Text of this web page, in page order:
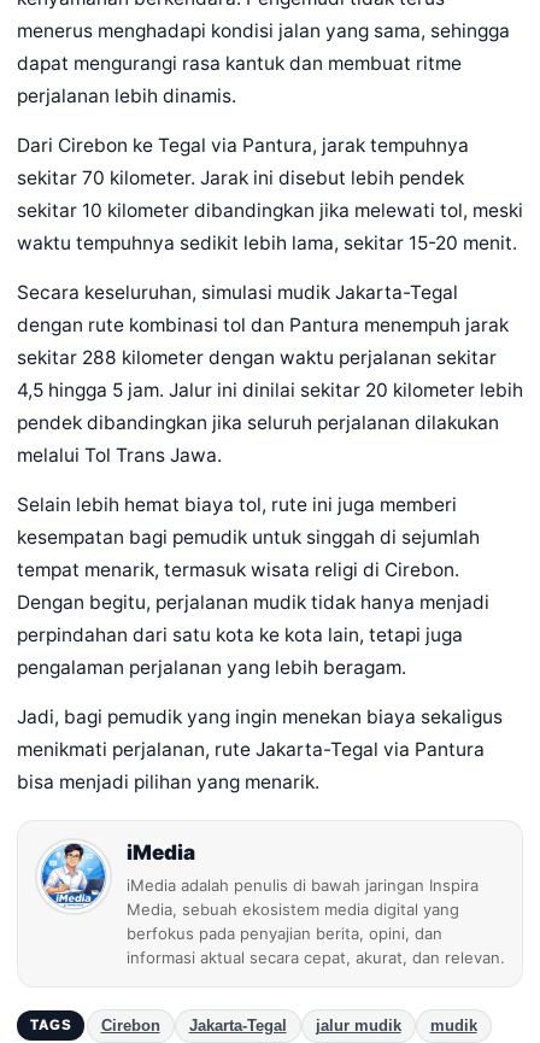
menerus menghadapi kondisi jalan yang sama, sehingga
dapat mengurangi rasa kantuk dan membuat ritme
perjalanan lebih dinamis.
Dari Cirebon ke Tegal via Pantura, jarak tempuhnya
sekitar 70 kilometer. Jarak ini disebut lebih pendek
sekitar 10 kilometer dibandingkan jika melewati tol, meski
waktu tempuhnya sedikit lebih lama, sekitar 15-20 menit.
Secara keseluruhan, simulasi mudik Jakarta-Tegal
dengan rute kombinasi tol dan Pantura menempuh jarak
sekitar 288 kilometer dengan waktu perjalanan sekitar
4,5 hingga 5 jam. Jalur ini dinilai sekitar 20 kilometer lebih
pendek dibandingkan jika seluruh perjalanan dilakukan
melalui Tol Trans Jawa.
Selain lebih hemat biaya tol, rute ini juga memberi
kesempatan bagi pemudik untuk singgah di sejumlah
tempat menarik, termasuk wisata religi di Cirebon.
Dengan begitu, perjalanan mudik tidak hanya menjadi
perpindahan dari satu kota ke kota lain, tetapi juga
pengalaman perjalanan yang lebih beragam.
Jadi, bagi pemudik yang ingin menekan biaya sekaligus
menikmati perjalanan, rute Jakarta-Tegal via Pantura
bisa menjadi pilihan yang menarik.
iMedia
iMedia adalah penulis di bawah jaringan Inspira
Media, sebuah ekosistem media digital yang
berfokus pada penyajian berita, opini, dan
informasi aktual secara cepat, akurat, dan relevan.
TAGS Cirebon Jakarta-Tegal jalur mudik
mudik